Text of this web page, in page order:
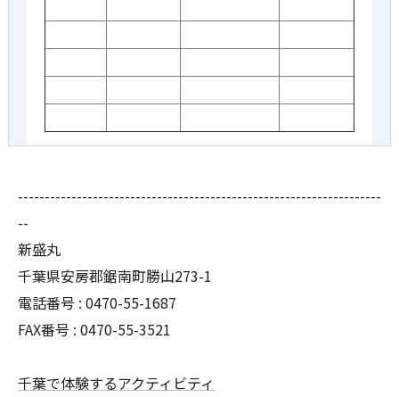
--------------------------------------------------------------------
--
新盛丸
千葉県安房郡鋸南町勝山273-1
電話番号 : 0470-55-1687
FAX番号 : 0470-55-3521
千葉で体験するアクティビティ